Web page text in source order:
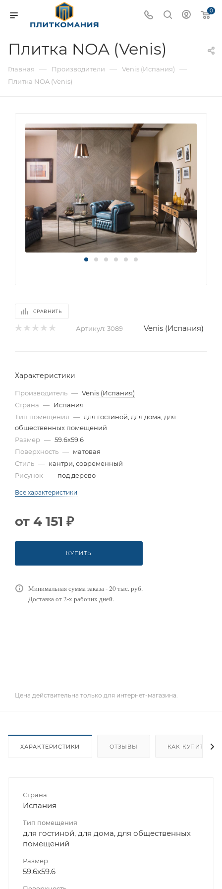
0
Плитка NOA (Venis)
Главная — Производители — Venis (Испания) —
Плитка NOA (Venis)
СРАВНИТЬ
Артикул: 3089 Venis (Испания)
Характеристики
Производитель — Venis (Испания)
Страна — Испания
Тип помещения — для гостиной, для дома, для
общественных помещений
Размер — 59.6x59.6
Поверхность — матовая
Стиль — кантри, современный
Рисунок — под дерево
Все характеристики
от 4 151 ₽
КУПИТЬ
Минимальная сумма заказа - 20 тыс. руб.
Доставка от 2-х рабочих дней.
Цена действительна только для интернет-магазина.
ХАРАКТЕРИСТИКИ ОТЗЫВЫ КАК КУПИТЬ
Страна
Испания
Тип помещения
для гостиной, для дома, для общественных
помещений
Размер
59.6x59.6